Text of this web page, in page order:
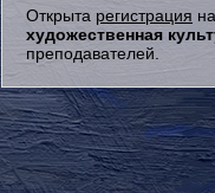
Открыта регистрация
художественная
преподавателей.